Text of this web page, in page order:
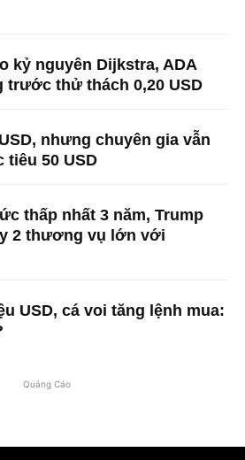
kỷ nguyên Dijkstra, ADA
trước thử thách 0,20 USD
nhưng chuyên gia vẫn
tiêu 50 USD
thấp nhất 3 năm, Trump
2 thương vụ lớn với
USD, cá voi tăng lệnh mua:
Quảng Cáo